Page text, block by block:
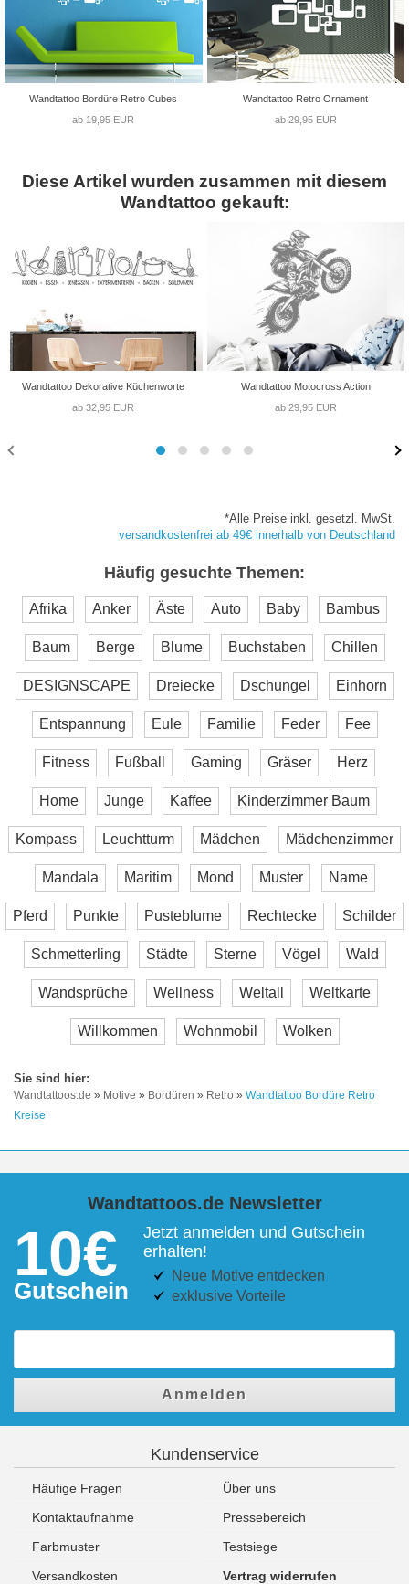
Wandtattoo Bordüre Retro Cubes
ab 19,95 EUR
Wandtattoo Retro Ornament
ab 29,95 EUR
Diese Artikel wurden zusammen mit diesem
Wandtattoo gekauft:
Wandtattoo Dekorative Küchenworte
ab 32,95 EUR
Wandtattoo Motocross Action
ab 29,95 EUR
*Alle Preise inkl. gesetzl. MwSt.
versandkostenfrei ab 49€ innerhalb von Deutschland
Häufig gesuchte Themen:
Afrika Anker Äste Auto Baby Bambus
Baum Berge Blume Buchstaben Chillen
DESIGNSCAPE Dreiecke Dschungel Einhorn
Entspannung Eule Familie Feder Fee
Fitness Fußball Gaming Gräser Herz
Home Junge Kaffee Kinderzimmer Baum
Kompass Leuchtturm Mädchen Mädchenzimmer
Mandala Maritim Mond Muster Name
Pferd Punkte Pusteblume Rechtecke Schilder
Schmetterling Städte Sterne Vögel Wald
Wandsprüche Wellness Weltall Weltkarte
Willkommen Wohnmobil Wolken
Wandtattoos.de » Motive » Bordüren » Retro » Wandtattoo Bordüre Retro
Kreise
Wandtattoos.de Newsletter
10€
Gutschein
Jetzt anmelden und Gutschein
erhalten!
Neue Motive entdecken
exklusive Vorteile
Anmelden
Kundenservice
Häufige Fragen
Über uns
Kontaktaufnahme
Pressebereich
Farbmuster
Testsiege
Versandkosten
Vertrag widerrufen